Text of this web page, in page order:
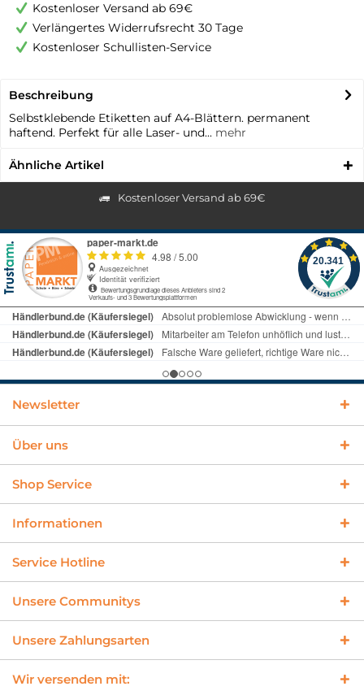
Kostenloser Versand ab 69€
Verlängertes Widerrufsrecht 30 Tage
Kostenloser Schullisten-Service
Beschreibung
Selbstklebende Etiketten auf A4-Blättern. permanent
haftend. Perfekt für alle Laser- und... mehr
Ähnliche Artikel
Kostenloser Versand ab 69€
Newsletter
Über uns
Shop Service
Informationen
Service Hotline
Unsere Communitys
Unsere Zahlungsarten
Wir versenden mit: